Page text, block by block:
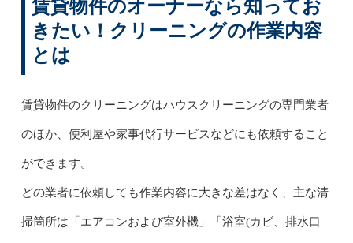
賃貸物件のオーナーなら知ってお
きたい！クリーニングの作業内容
とは
賃貸物件のクリーニングはハウスクリーニングの専門業者
のほか、便利屋や家事代行サービスなどにも依頼すること
ができます。
どの業者に依頼しても作業内容に大きな差はなく、主な清
掃箇所は「エアコンおよび室外機」「浴室(カビ、排水口